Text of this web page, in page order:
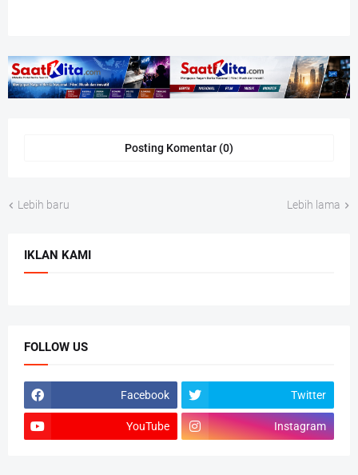
Posting Komentar (0)
Lebih baru Lebih lama
IKLAN KAMI
FOLLOW US
Facebook Twitter
YouTube Instagram